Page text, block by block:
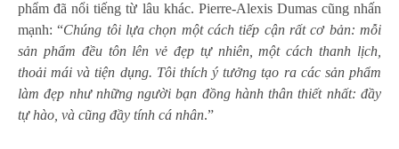
phẩm đã nổi tiếng từ lâu khác. Pierre-Alexis Dumas cũng nhấn
mạnh: “Chúng tôi lựa chọn một cách tiếp cận rất cơ bản: mỗi
sản phẩm đều tôn lên vẻ đẹp tự nhiên, một cách thanh lịch,
thoải mái và tiện dụng. Tôi thích ý tưởng tạo ra các sản phẩm
làm đẹp như những người bạn đồng hành thân thiết nhất: đầy
tự hào, và cũng đầy tính cá nhân.”